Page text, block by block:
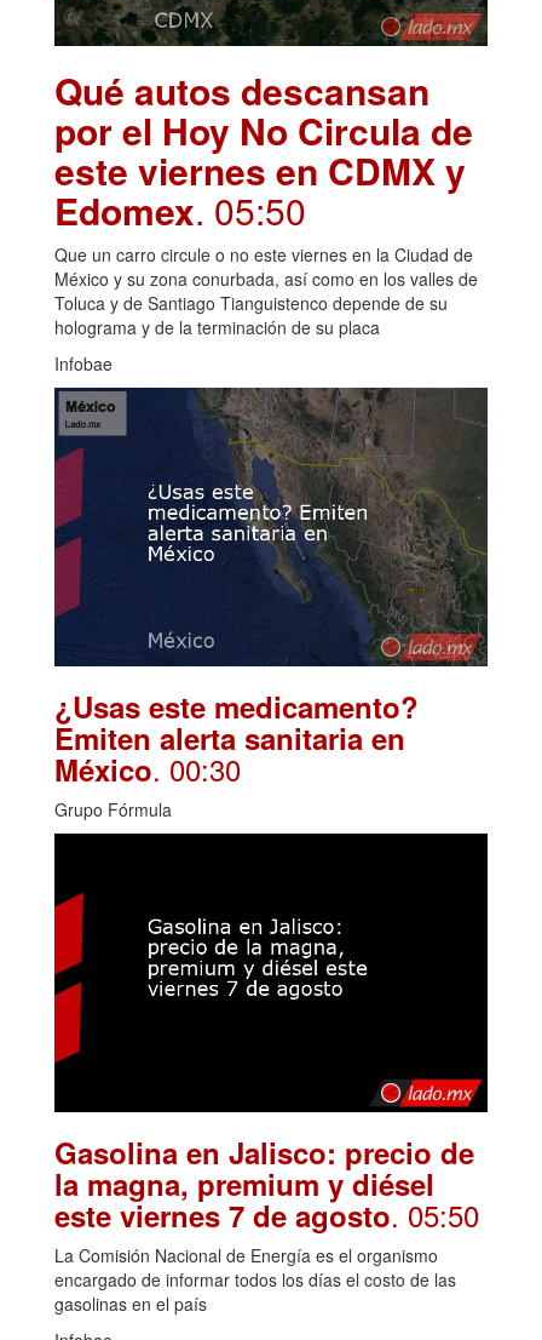
Qué autos descansan
por el Hoy No Circula de
este viernes en CDMX y
Edomex. 05:50
Que un carro circule o no este viernes en la Ciudad de
México y su zona conurbada, así como en los valles de
Toluca y de Santiago Tianguistenco depende de su
holograma y de la terminación de su placa
Infobae
¿Usas este medicamento?
Emiten alerta sanitaria en
México. 00:30
Grupo Fórmula
Gasolina en Jalisco: precio de
la magna, premium y diésel
este viernes 7 de agosto. 05:50
La Comisión Nacional de Energía es el organismo
encargado de informar todos los días el costo de las
gasolinas en el país